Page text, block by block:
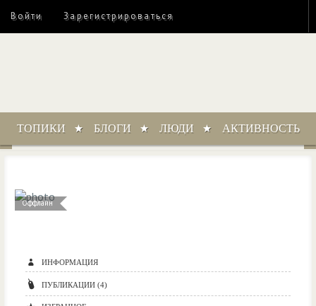
Войти Зарегистрироваться
ТОПИКИ БЛОГИ ЛЮДИ АКТИВНОСТЬ
Оффлайн
ИНФОРМАЦИЯ
ПУБЛИКАЦИИ (4)